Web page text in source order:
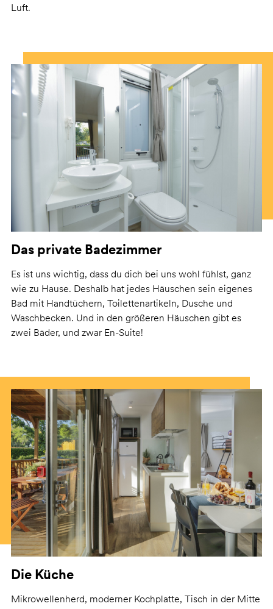
Luft.
Das private Badezimmer
Es ist uns wichtig, dass du dich bei uns wohl fühlst, ganz
wie zu Hause. Deshalb hat jedes Häuschen sein eigenes
Bad mit Handtüchern, Toilettenartikeln, Dusche und
Waschbecken. Und in den größeren Häuschen gibt es
zwei Bäder, und zwar En-Suite!
Die Küche
Mikrowellenherd, moderner Kochplatte, Tisch in der Mitte